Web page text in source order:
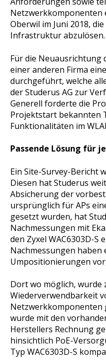
Netzwerkkomponenten
Oberwil im Juni 2018,
Infrastruktur abzulösen.
Für die Neuausrichtung
einer anderen Firma
durchgeführt, welche
der Studerus AG zur
Generell forderte die
Projektstart bekannten
Funktionalitäten im
Passende Lösung für
Ein Site-Survey-Bericht
Diesen hat Studerus
Absicherung der
ursprünglich für APs
gesetzt wurden, hat
Nachmessungen mit
den Zyxel WAC6303D-S
Nachmessungen haben
Umpositionierungen
Dort wo möglich, wurde
Wiederverwendbarkeit
Netzwerkkomponenten
wurde mit den
Herstellers Rechnung
hinsichtlich PoE-
Typ WAC6303D-S